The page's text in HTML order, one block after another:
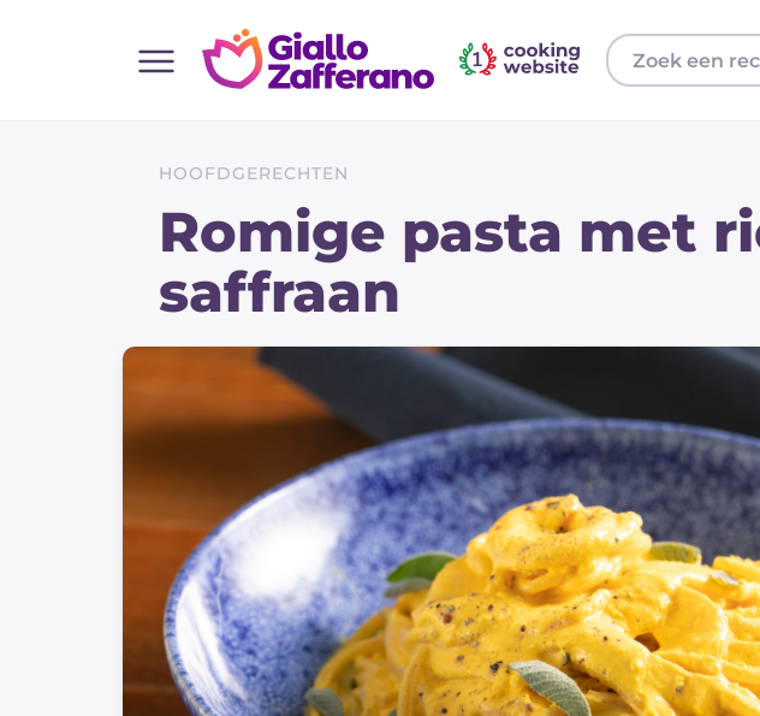
Hoofdgerechten
Bijgerechten
Nieuwste recepten
HOOFDGERECHTEN
Romige pasta met
saffraan